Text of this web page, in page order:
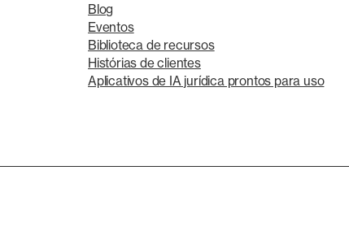
Blog
Eventos
Biblioteca de recursos
Histórias de clientes
Aplicativos de IA jurídica prontos para uso